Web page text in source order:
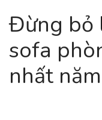
Đừng bỏ
sofa
nhất